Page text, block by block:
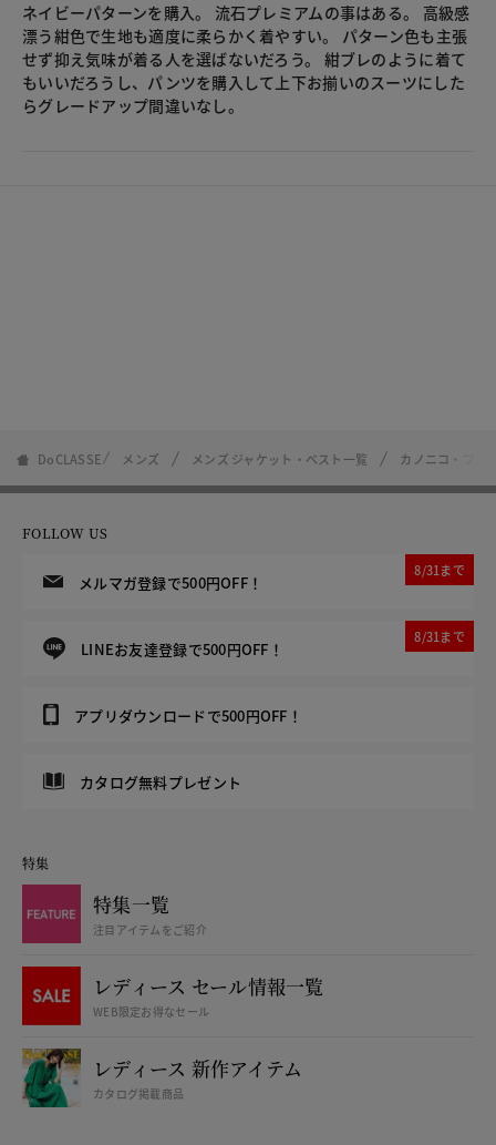
ネイビーパターンを購入。 流石プレミアムの事はある。 高級感
漂う紺色で生地も適度に柔らかく着やすい。 パターン色も主張
せず抑え気味が着る人を選ばないだろう。 紺ブレのように着て
もいいだろうし、パンツを購入して上下お揃いのスーツにした
らグレードアップ間違いなし。
DoCLASSE メンズ メンズ ジャケット・ベスト一覧 カノニコ・プレ
FOLLOW US
メルマガ登録で500円OFF！
8/31まで
LINEお友達登録で500円OFF！
8/31まで
アプリダウンロードで500円OFF！
カタログ無料プレゼント
特集
特集一覧
注目アイテムをご紹介
レディース セール情報一覧
WEB限定お得なセール
レディース 新作アイテム
カタログ掲載商品